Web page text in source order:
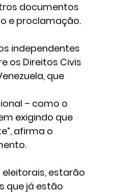
documentos
e proclamação.
independentes
os Direitos Civis
que
– como o
exigindo que
afirma o
eleitorais, estarão
que já estão